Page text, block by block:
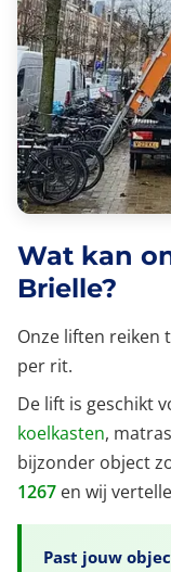
Wat kan
Brielle?
Onze liften reiken
per rit.
De lift is geschikt
koelkasten,
bijzonder object
1267 en wij
Past jouw